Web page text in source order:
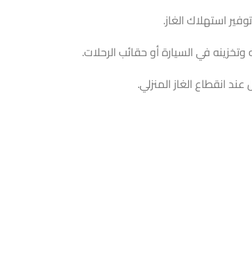
استهلاك الغاز.
في السيارة أو حقائب الرحلات.
انقطاع الغاز المنزلي.